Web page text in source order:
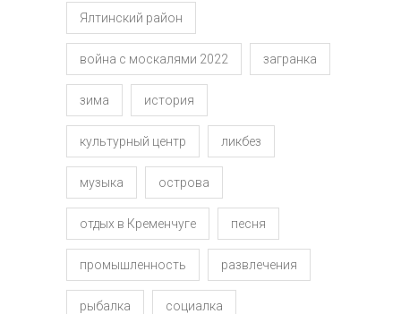
Ялтинский район
война с москалями 2022 загранка
зима история
культурный центр ликбез
музыка острова
отдых в Кременчуге песня
промышленность развлечения
рыбалка социалка